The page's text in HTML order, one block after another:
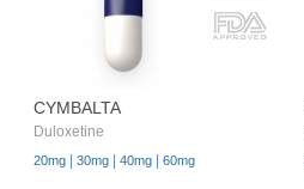
CYMBALTA
Duloxetine
20mg | 30mg | 40mg | 60mg